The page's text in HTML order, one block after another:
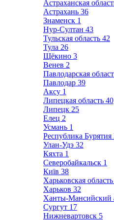
Астраханская
Астрахань 36
Знаменск 1
Нур-Султан 43
Тульская область 42
Тула 26
Щёкино 3
Венев 2
Павлодарская
Павлодар 39
Аксу 1
Липецкая область 40
Липецк 25
Елец 2
Усмань 1
Республика Бурятия
Улан-Удэ 32
Кяхта 1
Северобайкальск 1
Київ 38
Харьковская область
Харьков 32
Ханты-Мансийский
Сургут 17
Нижневартовск 5